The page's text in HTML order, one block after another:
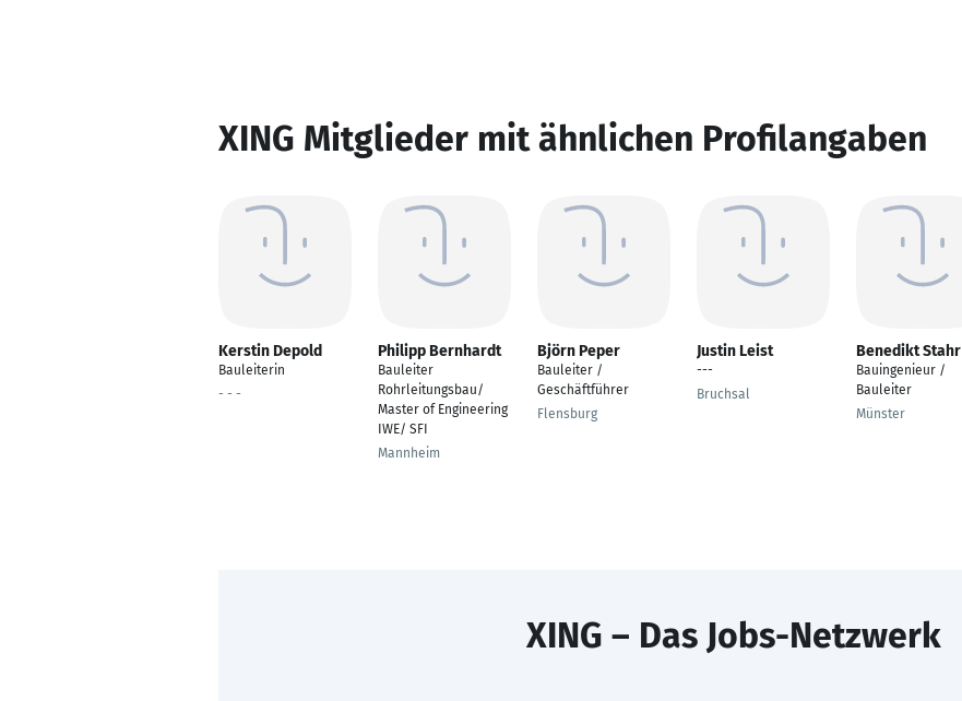
XING Mitglieder mit ähnlichen Profilangaben
Kerstin Depold
Bauleiterin
- - -
Philipp Bernhardt
Bauleiter
Rohrleitungsbau/
Master of Engineering
IWE/ SFI
Mannheim
Björn Peper
Bauleiter /
Geschäftführer
Flensburg
Justin Leist
---
Bruchsal
Benedikt Stahr
Bauingenieur /
Bauleiter
Münster
XING – Das Jobs-Netzwerk